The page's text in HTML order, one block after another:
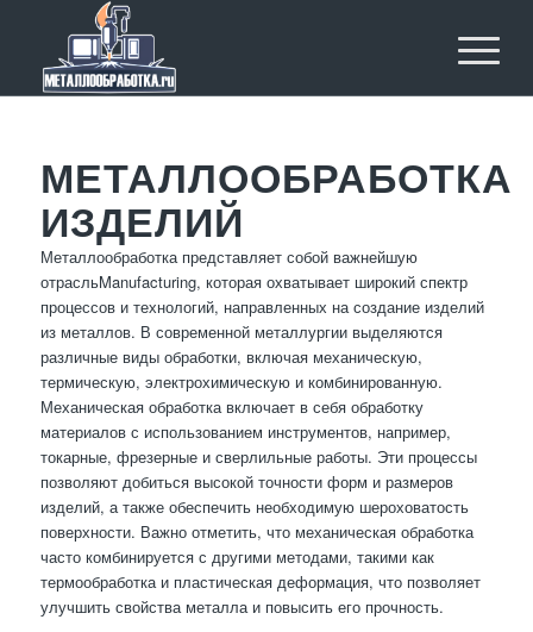
МЕТАЛЛООБРАБОТКА
ИЗДЕЛИЙ
Металлообработка представляет собой важнейшую
отрасльManufacturing, которая охватывает широкий спектр
процессов и технологий, направленных на создание изделий
из металлов. В современной металлургии выделяются
различные виды обработки, включая механическую,
термическую, электрохимическую и комбинированную.
Механическая обработка включает в себя обработку
материалов с использованием инструментов, например,
токарные, фрезерные и сверлильные работы. Эти процессы
позволяют добиться высокой точности форм и размеров
изделий, а также обеспечить необходимую шероховатость
поверхности. Важно отметить, что механическая обработка
часто комбинируется с другими методами, такими как
термообработка и пластическая деформация, что позволяет
улучшить свойства металла и повысить его прочность.